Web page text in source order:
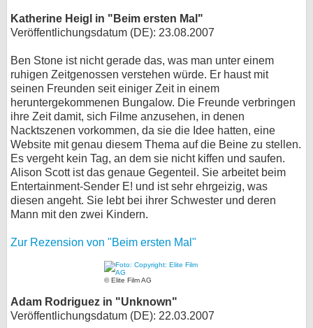
Katherine Heigl in "Beim ersten Mal"
Veröffentlichungsdatum (DE): 23.08.2007
Ben Stone ist nicht gerade das, was man unter einem
ruhigen Zeitgenossen verstehen würde. Er haust mit
seinen Freunden seit einiger Zeit in einem
heruntergekommenen Bungalow. Die Freunde verbringen
ihre Zeit damit, sich Filme anzusehen, in denen
Nacktszenen vorkommen, da sie die Idee hatten, eine
Website mit genau diesem Thema auf die Beine zu stellen.
Es vergeht kein Tag, an dem sie nicht kiffen und saufen.
Alison Scott ist das genaue Gegenteil. Sie arbeitet beim
Entertainment-Sender E! und ist sehr ehrgeizig, was
diesen angeht. Sie lebt bei ihrer Schwester und deren
Mann mit den zwei Kindern.
Zur Rezension von "Beim ersten Mal"
© Elite Film AG
Adam Rodriguez in "Unknown"
Veröffentlichungsdatum (DE): 22.03.2007